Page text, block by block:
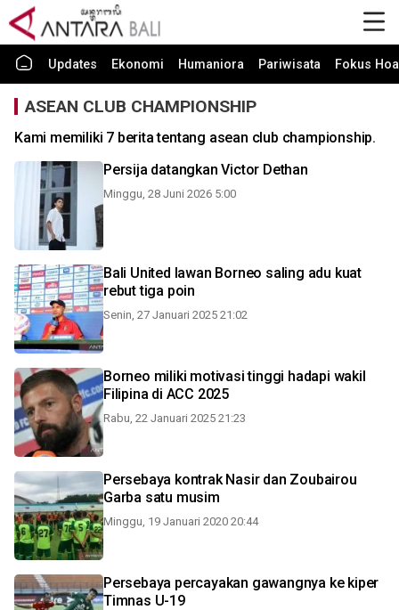
Updates Ekonomi Humaniora Pariwisata Fokus
ASEAN CLUB CHAMPIONSHIP
Kami memiliki 7 berita tentang asean club championship.
Persija datangkan Victor Dethan
Minggu, 28 Juni 2026 5:00
Bali United lawan Borneo saling adu kuat
rebut tiga poin
Senin, 27 Januari 2025 21:02
Borneo miliki motivasi tinggi hadapi wakil
Filipina di ACC 2025
Rabu, 22 Januari 2025 21:23
Persebaya kontrak Nasir dan Zoubairou
Garba satu musim
Minggu, 19 Januari 2020 20:44
Persebaya percayakan gawangnya ke kiper
Timnas U-19